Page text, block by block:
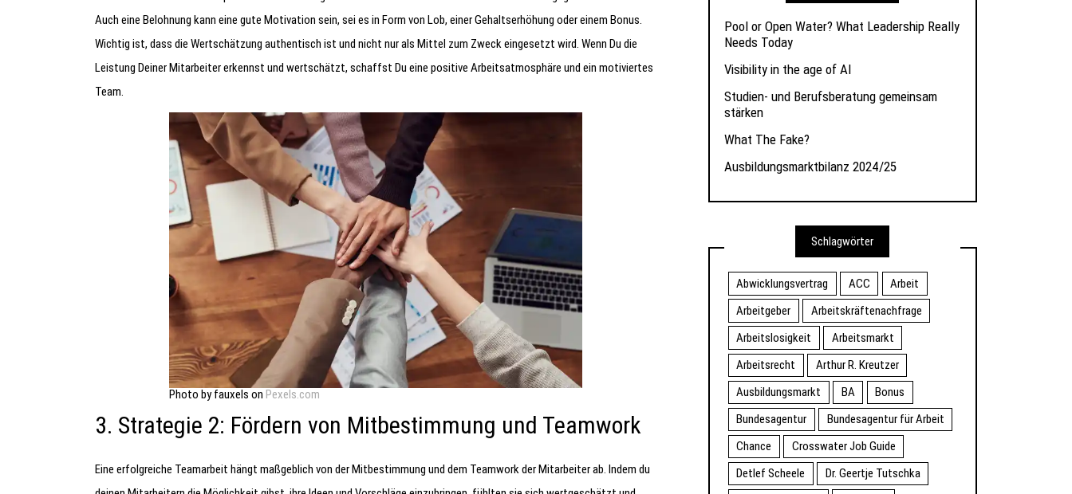
Auch eine Belohnung kann eine gute Motivation sein, sei es in Form von Lob, einer Gehaltserhöhung oder einem Bonus.
Wichtig ist, dass die Wertschätzung authentisch ist und nicht nur als Mittel zum Zweck eingesetzt wird. Wenn Du die
Leistung Deiner Mitarbeiter erkennst und wertschätzt, schaffst Du eine positive Arbeitsatmosphäre und ein motiviertes
Team.
Photo by fauxels on Pexels.com
3. Strategie 2: Fördern von Mitbestimmung und Teamwork
Eine erfolgreiche Teamarbeit hängt maßgeblich von der Mitbestimmung und dem Teamwork der Mitarbeiter ab. Indem du
Pool or Open Water? What Leadership Really
Needs Today
Visibility in the age of AI
Studien- und Berufsberatung gemeinsam
stärken
What The Fake?
Ausbildungsmarktbilanz 2024/25
Schlagwörter
Abwicklungsvertrag ACC
Arbeit
Arbeitgeber
Arbeitskräftenachfrage
Arbeitslosigkeit
Arbeitsmarkt
Arbeitsrecht
Arthur R. Kreutzer
Ausbildungsmarkt
BA
Bonus
Bundesagentur
Bundesagentur für Arbeit
Chance
Crosswater Job Guide
Detlef Scheele
Dr. Geertje Tutschka